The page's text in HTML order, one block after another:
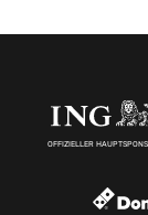
OFFIZIELLER